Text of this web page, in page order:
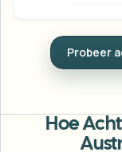
Batch video
Verwerk veel video’s
Hoge doorvoer
Alles
API & SDK
Uploads, taken
Probeer
Hoe